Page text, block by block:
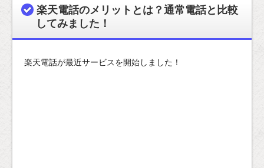
楽天電話のメリットとは？通常電話と比較
してみました！
楽天電話が最近サービスを開始しました！